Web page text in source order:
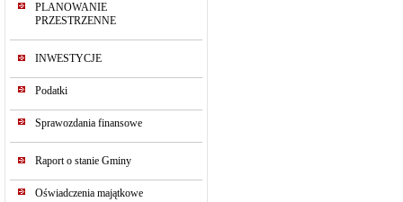
PLANOWANIE
PRZESTRZENNE
INWESTYCJE
Podatki
Sprawozdania finansowe
Raport o stanie Gminy
Oświadczenia majątkowe